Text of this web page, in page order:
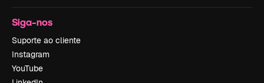
Siga-nos
Suporte ao cliente
Instagram
YouTube